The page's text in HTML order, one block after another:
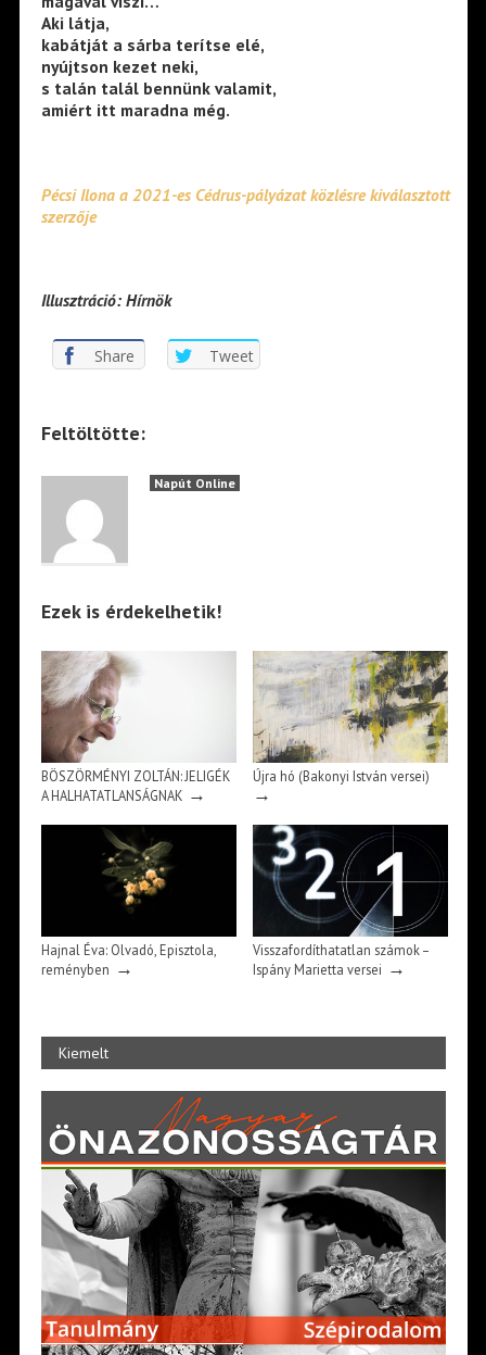
Aki látja,
kabátját a sárba terítse elé,
nyújtson kezet neki,
s talán talál bennünk valamit,
amiért itt maradna még.
Pécsi Ilona a 2021-es Cédrus-pályázat közlésre kiválasztott
szerzője
Illusztráció: Hírnök
Share Tweet
Feltöltötte:
Napút Online
Ezek is érdekelhetik!
BÖSZÖRMÉNYI ZOLTÁN: JELIGÉK
A HALHATATLANSÁGNAK→
Újra hó (Bakonyi István versei)
→
Hajnal Éva: Olvadó, Episztola,
reményben →
Visszafordíthatatlan számok –
Ispány Marietta versei →
Kiemelt